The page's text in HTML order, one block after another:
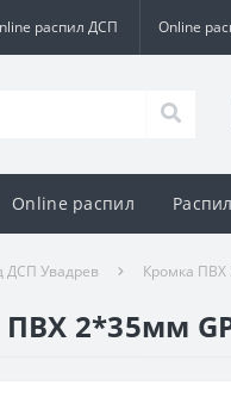
распил ДСП Online
Online распил
ДСП Увадрев Кромка
2*35мм